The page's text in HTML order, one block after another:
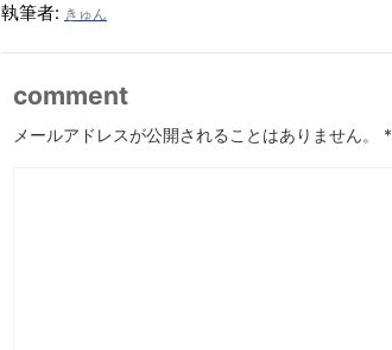
執筆者: きゅん
comment
メールアドレスが公開されることはありません。 *